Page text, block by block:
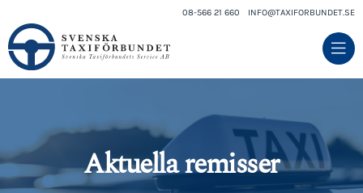
08-566 21 660 INFO@TAXIFORBUNDET.SE
Aktuella remisser